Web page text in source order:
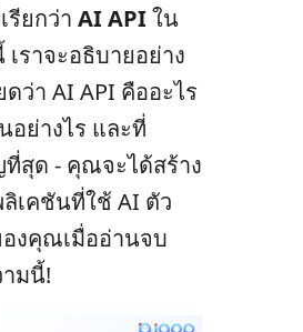
รียกว่า AI APIใน
ราจะอธิบายอย่าง
ดว่า AI API คืออะไร
อย่างไร และที่
สุด - คุณจะได้สร้าง
เคชันที่ใช้ AI ตัว
งคุณเมื่ออ่านจบ
มนี้!